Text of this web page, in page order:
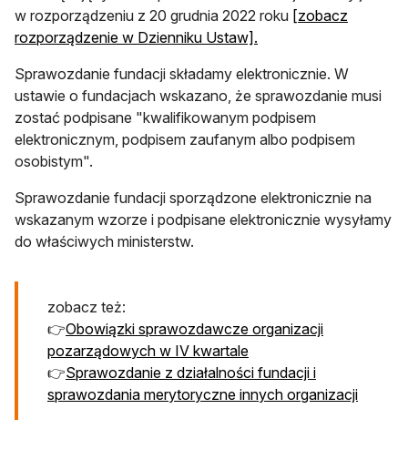
w rozporządzeniu z 20 grudnia 2022 roku [zobacz
rozporządzenie w Dzienniku Ustaw].
Sprawozdanie fundacji składamy elektronicznie. W
ustawie o fundacjach wskazano, że sprawozdanie musi
zostać podpisane "kwalifikowanym podpisem
elektronicznym, podpisem zaufanym albo podpisem
osobistym".
Sprawozdanie fundacji sporządzone elektronicznie na
wskazanym wzorze i podpisane elektronicznie wysyłamy
do właściwych ministerstw.
zobacz też:
👉Obowiązki sprawozdawcze organizacji
pozarządowych w IV kwartale
👉Sprawozdanie z działalności fundacji i
sprawozdania merytoryczne innych organizacji